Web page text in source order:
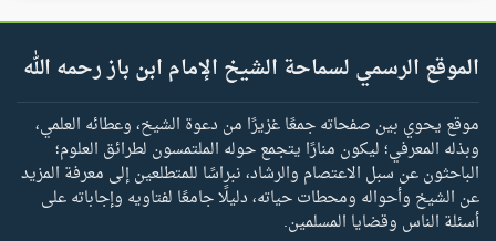
الموقع الرسمي لسماحة الشيخ الإمام ابن باز رحمه الله
موقع يحوي بين صفحاته جمعًا غزيرًا من دعوة الشيخ، وعطائه العلمي،
وبذله المعرفي؛ ليكون منارًا يتجمع حوله الملتمسون لطرائق العلوم؛
الباحثون عن سبل الاعتصام والرشاد، نبراسًا للمتطلعين إلى معرفة المزيد
عن الشيخ وأحواله ومحطات حياته، دليلًا جامعًا لفتاويه وإجاباته على
أسئلة الناس وقضايا المسلمين.